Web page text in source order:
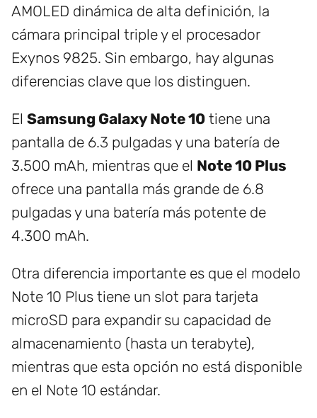
AMOLED dinámica de alta definición, la
cámara principal triple y el procesador
Exynos 9825. Sin embargo, hay algunas
diferencias clave que los distinguen.
El Samsung Galaxy Note 10 tiene una
pantalla de 6.3 pulgadas y una batería de
3.500 mAh, mientras que el Note 10 Plus
ofrece una pantalla más grande de 6.8
pulgadas y una batería más potente de
4.300 mAh.
Otra diferencia importante es que el modelo
Note 10 Plus tiene un slot para tarjeta
microSD para expandir su capacidad de
almacenamiento (hasta un terabyte),
mientras que esta opción no está disponible
en el Note 10 estándar.